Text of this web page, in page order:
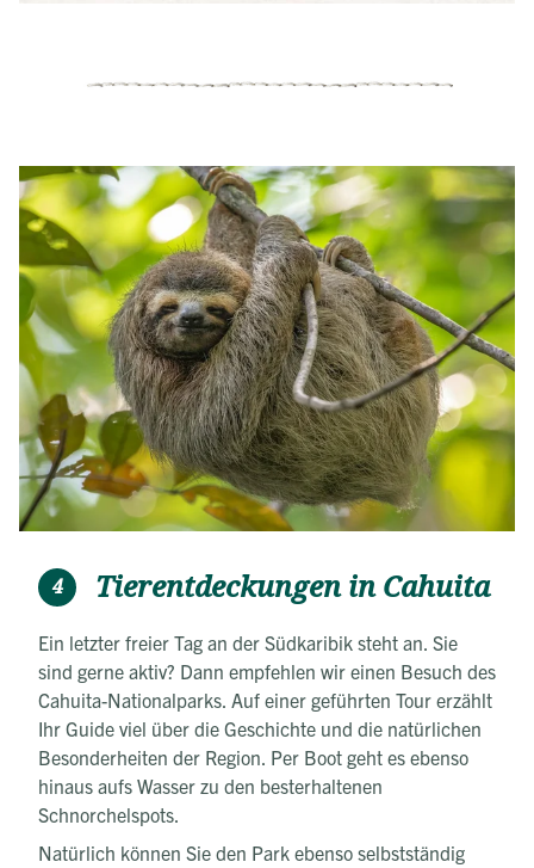
4 Tierentdeckungen in Cahuita
Ein letzter freier Tag an der Südkaribik steht an. Sie
sind gerne aktiv? Dann empfehlen wir einen Besuch des
Cahuita-Nationalparks. Auf einer geführten Tour erzählt
Ihr Guide viel über die Geschichte und die natürlichen
Besonderheiten der Region. Per Boot geht es ebenso
hinaus aufs Wasser zu den besterhaltenen
Schnorchelspots.
Natürlich können Sie den Park ebenso selbstständig